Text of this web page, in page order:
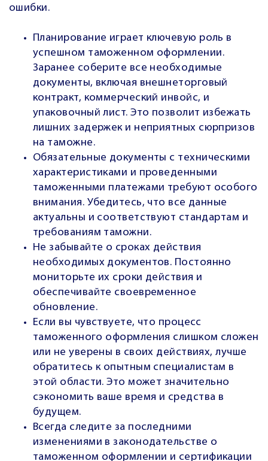
ошибки.
Планирование играет ключевую роль в
успешном таможенном оформлении.
Заранее соберите все необходимые
документы, включая внешнеторговый
контракт, коммерческий инвойс, и
упаковочный лист. Это позволит избежать
лишних задержек и неприятных сюрпризов
на таможне.
Обязательные документы с техническими
характеристиками и проведенными
таможенными платежами требуют особого
внимания. Убедитесь, что все данные
актуальны и соответствуют стандартам и
требованиям таможни.
Не забывайте о сроках действия
необходимых документов. Постоянно
мониторьте их сроки действия и
обеспечивайте своевременное
обновление.
Если вы чувствуете, что процесс
таможенного оформления слишком сложен
или не уверены в своих действиях, лучше
обратитесь к опытным специалистам в
этой области. Это может значительно
сэкономить ваше время и средства в
будущем.
Всегда следите за последними
изменениями в законодательстве о
таможенном оформлении и сертификации